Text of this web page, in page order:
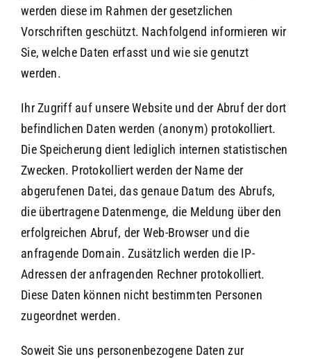
werden diese im Rahmen der gesetzlichen
Vorschriften geschützt. Nachfolgend informieren wir
Sie, welche Daten erfasst und wie sie genutzt
werden.
Ihr Zugriff auf unsere Website und der Abruf der dort
befindlichen Daten werden (anonym) protokolliert.
Die Speicherung dient lediglich internen statistischen
Zwecken. Protokolliert werden der Name der
abgerufenen Datei, das genaue Datum des Abrufs,
die übertragene Datenmenge, die Meldung über den
erfolgreichen Abruf, der Web-Browser und die
anfragende Domain. Zusätzlich werden die IP-
Adressen der anfragenden Rechner protokolliert.
Diese Daten können nicht bestimmten Personen
zugeordnet werden.
Soweit Sie uns personenbezogene Daten zur